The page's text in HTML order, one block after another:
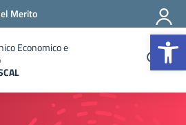
Merito
Economico e